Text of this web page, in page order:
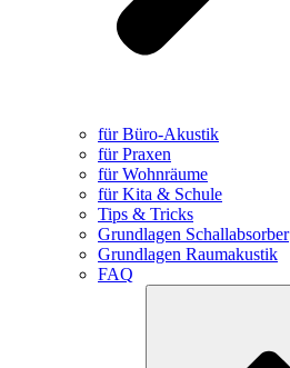
für Büro-Akustik
für Praxen
für Wohnräume
für Kita & Schule
Tips & Tricks
Grundlagen Schallabsorber
Grundlagen Raumakustik
FAQ